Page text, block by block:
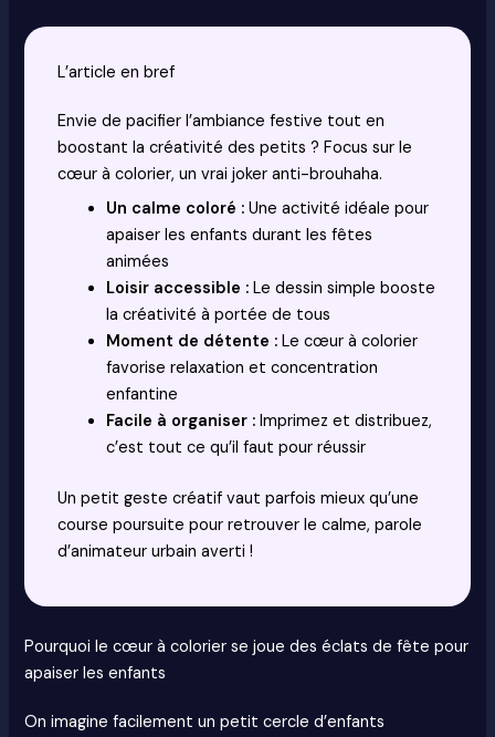
L’article en bref
Envie de pacifier l’ambiance festive tout en
boostant la créativité des petits ? Focus sur le
cœur à colorier, un vrai joker anti-brouhaha.
Un calme coloré : Une activité idéale pour
apaiser les enfants durant les fêtes
animées
Loisir accessible : Le dessin simple booste
la créativité à portée de tous
Moment de détente : Le cœur à colorier
favorise relaxation et concentration
enfantine
Facile à organiser : Imprimez et distribuez,
c’est tout ce qu’il faut pour réussir
Un petit geste créatif vaut parfois mieux qu’une
course poursuite pour retrouver le calme, parole
d’animateur urbain averti !
Pourquoi le cœur à colorier se joue des éclats de fête pour
apaiser les enfants
On imagine facilement un petit cercle d’enfants